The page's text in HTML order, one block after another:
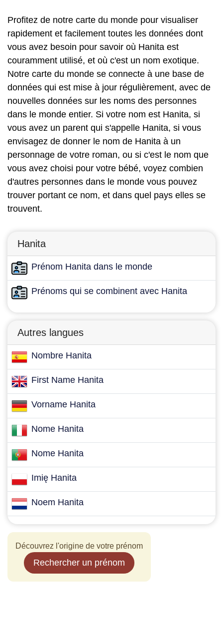
Profitez de notre carte du monde pour visualiser
rapidement et facilement toutes les données dont
vous avez besoin pour savoir où Hanita est
couramment utilisé, et où c'est un nom exotique.
Notre carte du monde se connecte à une base de
données qui est mise à jour régulièrement, avec de
nouvelles données sur les noms des personnes
dans le monde entier. Si votre nom est Hanita, si
vous avez un parent qui s'appelle Hanita, si vous
envisagez de donner le nom de Hanita à un
personnage de votre roman, ou si c'est le nom que
vous avez choisi pour votre bébé, voyez combien
d'autres personnes dans le monde vous pouvez
trouver portant ce nom, et dans quel pays elles se
trouvent.
Hanita
Prénom Hanita dans le monde
Prénoms qui se combinent avec Hanita
Autres langues
Nombre Hanita
First Name Hanita
Vorname Hanita
Nome Hanita
Nome Hanita
Imię Hanita
Noem Hanita
Découvrez l'origine de votre prénom
Rechercher un prénom